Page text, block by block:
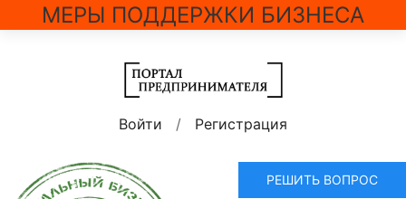
МЕРЫ ПОДДЕРЖКИ БИЗНЕСА
Войти / Регистрация
РЕШИТЬ ВОПРОС